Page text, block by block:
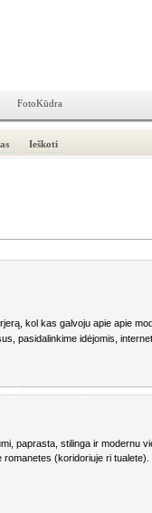
FotoKūdra
Ieškoti
kol kas galvoju apie apie
pasidalinkime idėjomis,
paprasta, stilinga ir modernu
romanetes (koridoriuje ri